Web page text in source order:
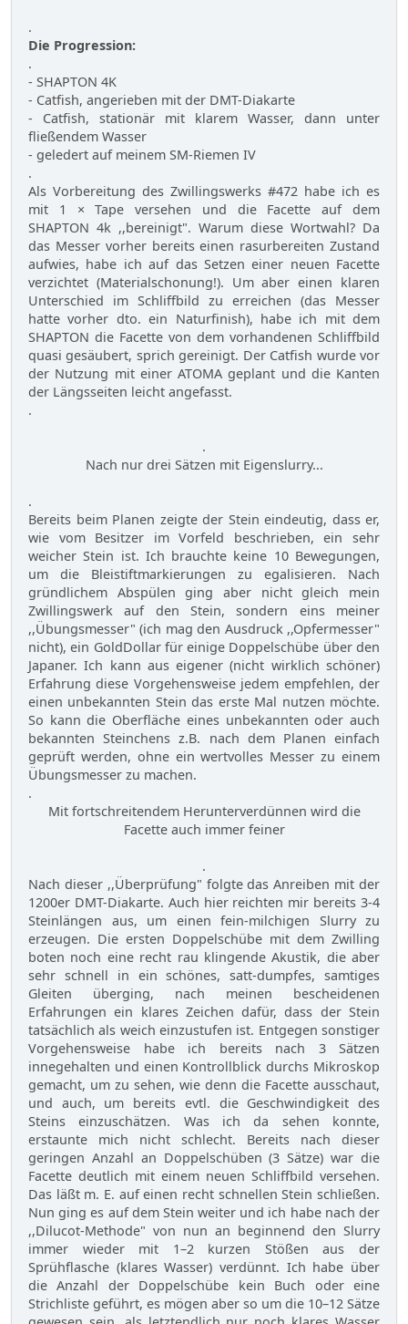
.
Die Progression:
.
- SHAPTON 4K
- Catfish, angerieben mit der DMT-Diakarte
- Catfish, stationär mit klarem Wasser, dann unter
fließendem Wasser
- geledert auf meinem SM-Riemen IV
.
Als Vorbereitung des Zwillingswerks #472 habe ich es
mit 1 × Tape versehen und die Facette auf dem
SHAPTON 4k ,,bereinigt". Warum diese Wortwahl? Da
das Messer vorher bereits einen rasurbereiten Zustand
aufwies, habe ich auf das Setzen einer neuen Facette
verzichtet (Materialschonung!). Um aber einen klaren
Unterschied im Schliffbild zu erreichen (das Messer
hatte vorher dto. ein Naturfinish), habe ich mit dem
SHAPTON die Facette von dem vorhandenen Schliffbild
quasi gesäubert, sprich gereinigt. Der Catfish wurde vor
der Nutzung mit einer ATOMA geplant und die Kanten
der Längsseiten leicht angefasst.
.
.
Nach nur drei Sätzen mit Eigenslurry...
.
Bereits beim Planen zeigte der Stein eindeutig, dass er,
wie vom Besitzer im Vorfeld beschrieben, ein sehr
weicher Stein ist. Ich brauchte keine 10 Bewegungen,
um die Bleistiftmarkierungen zu egalisieren. Nach
gründlichem Abspülen ging aber nicht gleich mein
Zwillingswerk auf den Stein, sondern eins meiner
,,Übungsmesser" (ich mag den Ausdruck ,,Opfermesser"
nicht), ein GoldDollar für einige Doppelschübe über den
Japaner. Ich kann aus eigener (nicht wirklich schöner)
Erfahrung diese Vorgehensweise jedem empfehlen, der
einen unbekannten Stein das erste Mal nutzen möchte.
So kann die Oberfläche eines unbekannten oder auch
bekannten Steinchens z.B. nach dem Planen einfach
geprüft werden, ohne ein wertvolles Messer zu einem
Übungsmesser zu machen.
.
Mit fortschreitendem Herunterverdünnen wird die
Facette auch immer feiner
.
Nach dieser ,,Überprüfung" folgte das Anreiben mit der
1200er DMT-Diakarte. Auch hier reichten mir bereits 3-4
Steinlängen aus, um einen fein-milchigen Slurry zu
erzeugen. Die ersten Doppelschübe mit dem Zwilling
boten noch eine recht rau klingende Akustik, die aber
sehr schnell in ein schönes, satt-dumpfes, samtiges
Gleiten überging, nach meinen bescheidenen
Erfahrungen ein klares Zeichen dafür, dass der Stein
tatsächlich als weich einzustufen ist. Entgegen sonstiger
Vorgehensweise habe ich bereits nach 3 Sätzen
innegehalten und einen Kontrollblick durchs Mikroskop
gemacht, um zu sehen, wie denn die Facette ausschaut,
und auch, um bereits evtl. die Geschwindigkeit des
Steins einzuschätzen. Was ich da sehen konnte,
erstaunte mich nicht schlecht. Bereits nach dieser
geringen Anzahl an Doppelschüben (3 Sätze) war die
Facette deutlich mit einem neuen Schliffbild versehen.
Das läßt m. E. auf einen recht schnellen Stein schließen.
Nun ging es auf dem Stein weiter und ich habe nach der
,,Dilucot-Methode" von nun an beginnend den Slurry
immer wieder mit 1–2 kurzen Stößen aus der
Sprühflasche (klares Wasser) verdünnt. Ich habe über
die Anzahl der Doppelschübe kein Buch oder eine
Strichliste geführt, es mögen aber so um die 10–12 Sätze